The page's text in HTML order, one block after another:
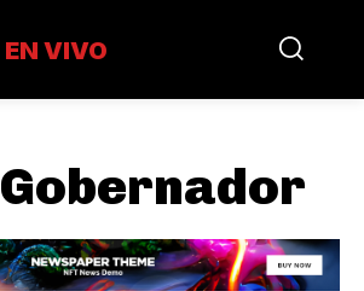
EN VIVO
Gobernador